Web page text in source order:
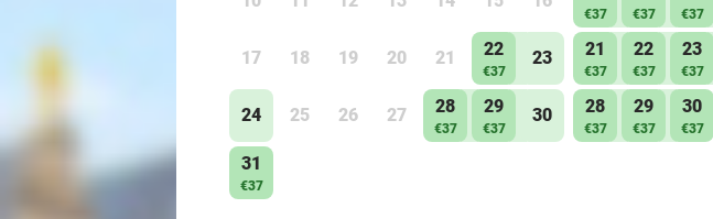
17 18 19 20 21 22
€37
23
24 25 26 27 28
€37
29
€37
30
31
€37
€37 €37 €37
21
€37
22
€37
23
€37
28
€37
29
€37
30
€37